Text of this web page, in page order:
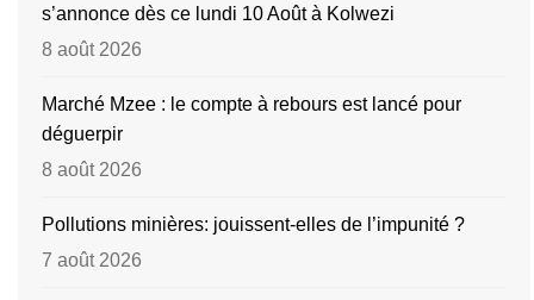
s’annonce dès ce lundi 10 Août à Kolwezi
8 août 2026
Marché Mzee : le compte à rebours est lancé pour
déguerpir
8 août 2026
Pollutions minières: jouissent-elles de l’impunité ?
7 août 2026